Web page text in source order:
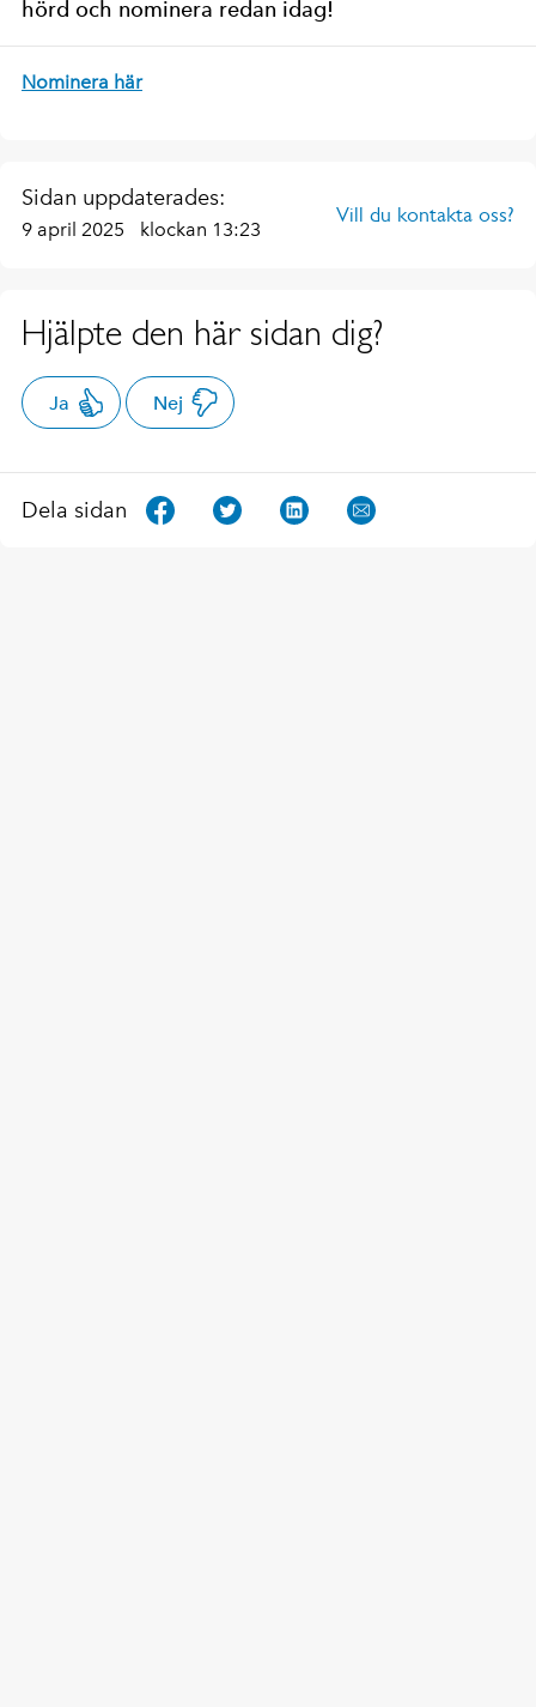
hörd och nominera redan idag!
Nominera här
Sidan uppdaterades:
9 april 2025 klockan 13:23
Vill du kontakta oss?
Hjälpte den här sidan dig?
Ja Nej
Dela sidan